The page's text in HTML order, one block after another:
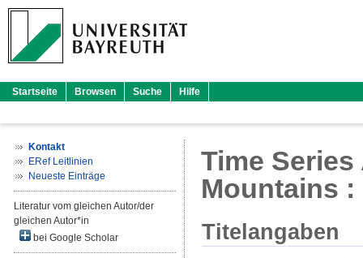
Startseite Browsen Suche Hilfe
Kontakt
ERef Leitlinien
Neueste Einträge
Literatur vom gleichen Autor/der
gleichen Autor*in
bei Google Scholar
Time
Mountains
Titelangaben